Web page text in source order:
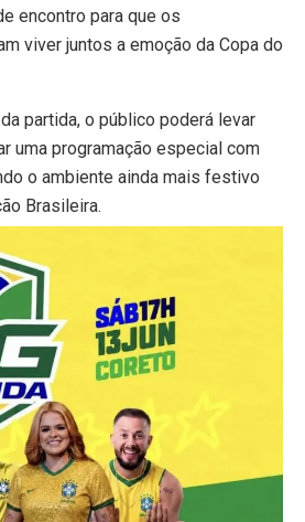
encontro para que os
viver juntos a emoção da Copa do
partida, o público poderá levar
uma programação especial com
o ambiente ainda mais festivo
Brasileira.